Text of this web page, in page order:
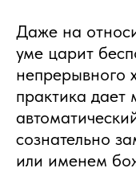
Даже на
уме царит
непрерывного
практика
сознательно
или именем